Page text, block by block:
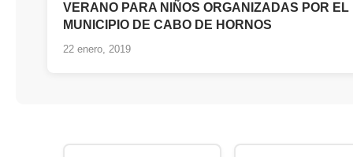
VERANO PARA NIÑOS ORGANIZADAS POR EL
MUNICIPIO DE CABO DE HORNOS
22 enero, 2019